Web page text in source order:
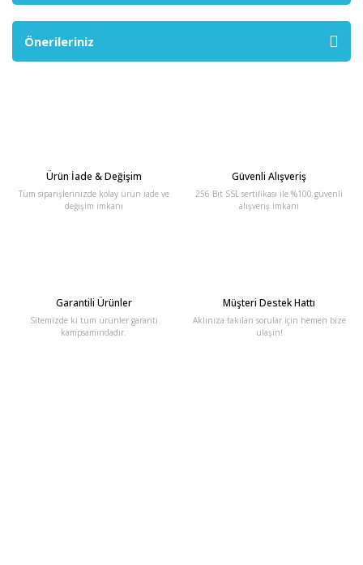
Önerileriniz
Ürün İade & Değişim
Tüm siparişlerinizde kolay ürün iade ve
değişim imkanı
Güvenli Alışveriş
256 Bit SSL sertifikası ile %100 güvenli
alışveriş imkanı
Garantili Ürünler
Sitemizde ki tüm ürünler garanti
kampsamındadır.
Müşteri Destek Hattı
Aklınıza takılan sorular için hemen bize
ulaşın!